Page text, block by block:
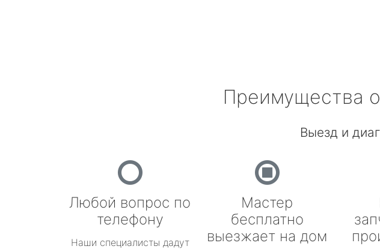
Преимущества
Выезд и
Любой вопрос по
телефону
Наши специалисты дадут
Мастер
бесплатно
выезжает на дом